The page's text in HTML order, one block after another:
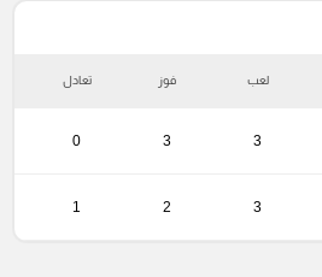
لعب فوز تعادل
3
3
0
3
2
1